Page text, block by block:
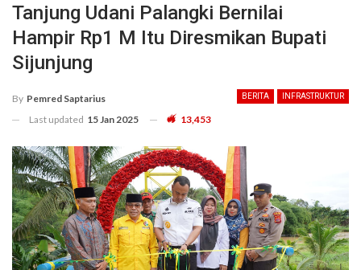
Tanjung Udani Palangki Bernilai
Hampir Rp1 M Itu Diresmikan Bupati
Sijunjung
BERITA INFRASTRUKTUR
By Pemred Saptarius
Last updated 15 Jan 2025 13,453